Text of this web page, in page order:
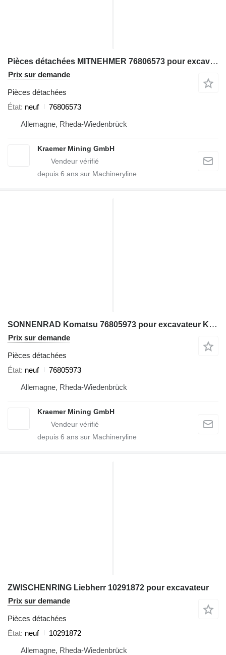
Pièces détachées MITNEHMER 76806573 pour excavateur Komatsu PC3000
Prix sur demande
Pièces détachées
État neuf
76806573
Allemagne, Rheda-Wiedenbrück
Kraemer Mining GmbH
depuis 6 ans sur Machineryline
SONNENRAD Komatsu 76805973 pour excavateur Komatsu PC3000
Prix sur demande
Pièces détachées
État neuf
76805973
Allemagne, Rheda-Wiedenbrück
Kraemer Mining GmbH
depuis 6 ans sur Machineryline
ZWISCHENRING Liebherr 10291872 pour excavateur
Prix sur demande
Pièces détachées
État neuf
10291872
Allemagne, Rheda-Wiedenbrück